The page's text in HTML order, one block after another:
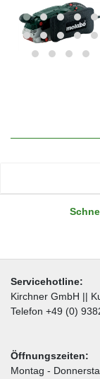
Servicehotline:
Kirchner GmbH ||
Telefon +49 (0)
Öffnungszeiten:
Montag -